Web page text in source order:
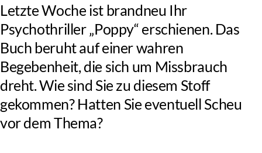
Letzte Woche ist brandneu Ihr
Psychothriller „Poppy“ erschienen. Das
Buch beruht auf einer wahren
Begebenheit, die sich um Missbrauch
dreht. Wie sind Sie zu diesem Stoff
gekommen? Hatten Sie eventuell Scheu
vor dem Thema?